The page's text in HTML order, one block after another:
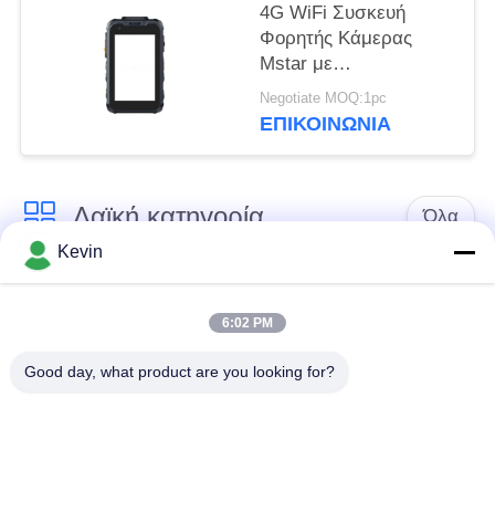
4G WiFi Συσκευή
Φορητής Κάμερας
Mstar με
χωρητικότητες
αποθήκευσης 16G 32G
Επιθεώρησης Πεδίου
Negotiate MOQ:1pc
ΕΠΙΚΟΙΝΩΝΊΑ
Λαϊκή κατηγορία Όλα
Φορεμένες
Κάμερες σώματος
αστυνομίας
4G φορεμένη σώμα
Κάμερα κρανών
Kevin
6:02 PM
Good day, what product are you looking for?